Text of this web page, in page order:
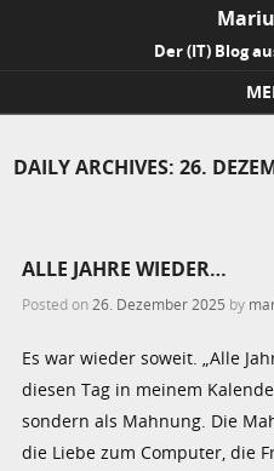
Der (IT) Blog
DAILY ARCHIVES:26.
ALLE JAHRE WIEDER…
Posted on 26. Dezember 2025 by
Es war wieder soweit. „Alle
diesen Tag in meinem
sondern als Mahnung. Die
die Liebe zum Computer, die